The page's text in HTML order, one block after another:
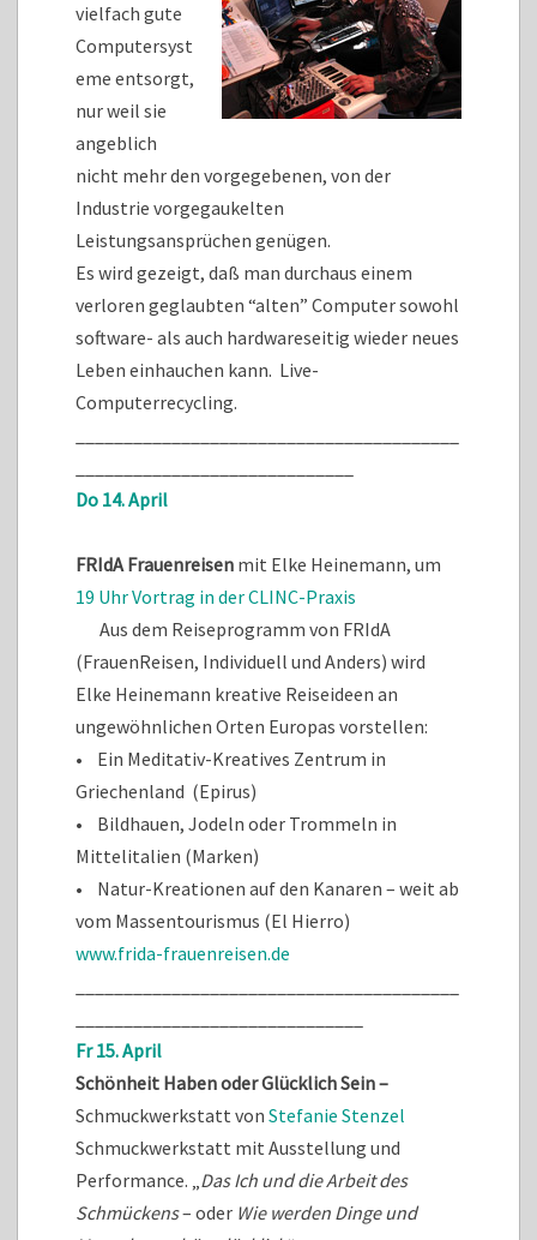
vielfach gute
Computersyst
eme entsorgt,
nur weil sie
angeblich
nicht mehr den vorgegebenen, von der
Industrie vorgegaukelten
Leistungsansprüchen genügen.
Es wird gezeigt, daß man durchaus einem
verloren geglaubten “alten” Computer sowohl
software- als auch hardwareseitig wieder neues
Leben einhauchen kann. Live-
Computerrecycling.
Do 14. April
FRIdA Frauenreisen mit Elke Heinemann, um
19 Uhr Vortrag in der CLINC-Praxis
Aus dem Reiseprogramm von FRIdA
(FrauenReisen, Individuell und Anders) wird
Elke Heinemann kreative Reiseideen an
ungewöhnlichen Orten Europas vorstellen:
• Ein Meditativ-Kreatives Zentrum in
Griechenland (Epirus)
• Bildhauen, Jodeln oder Trommeln in
Mittelitalien (Marken)
• Natur-Kreationen auf den Kanaren – weit ab
vom Massentourismus (El Hierro)
www.frida-frauenreisen.de
Fr 15. April
Schönheit Haben oder Glücklich Sein –
Schmuckwerkstatt von Stefanie Stenzel
Schmuckwerkstatt mit Ausstellung und
Performance. „Das Ich und die Arbeit des
Schmückens– oder Wie werden Dinge und